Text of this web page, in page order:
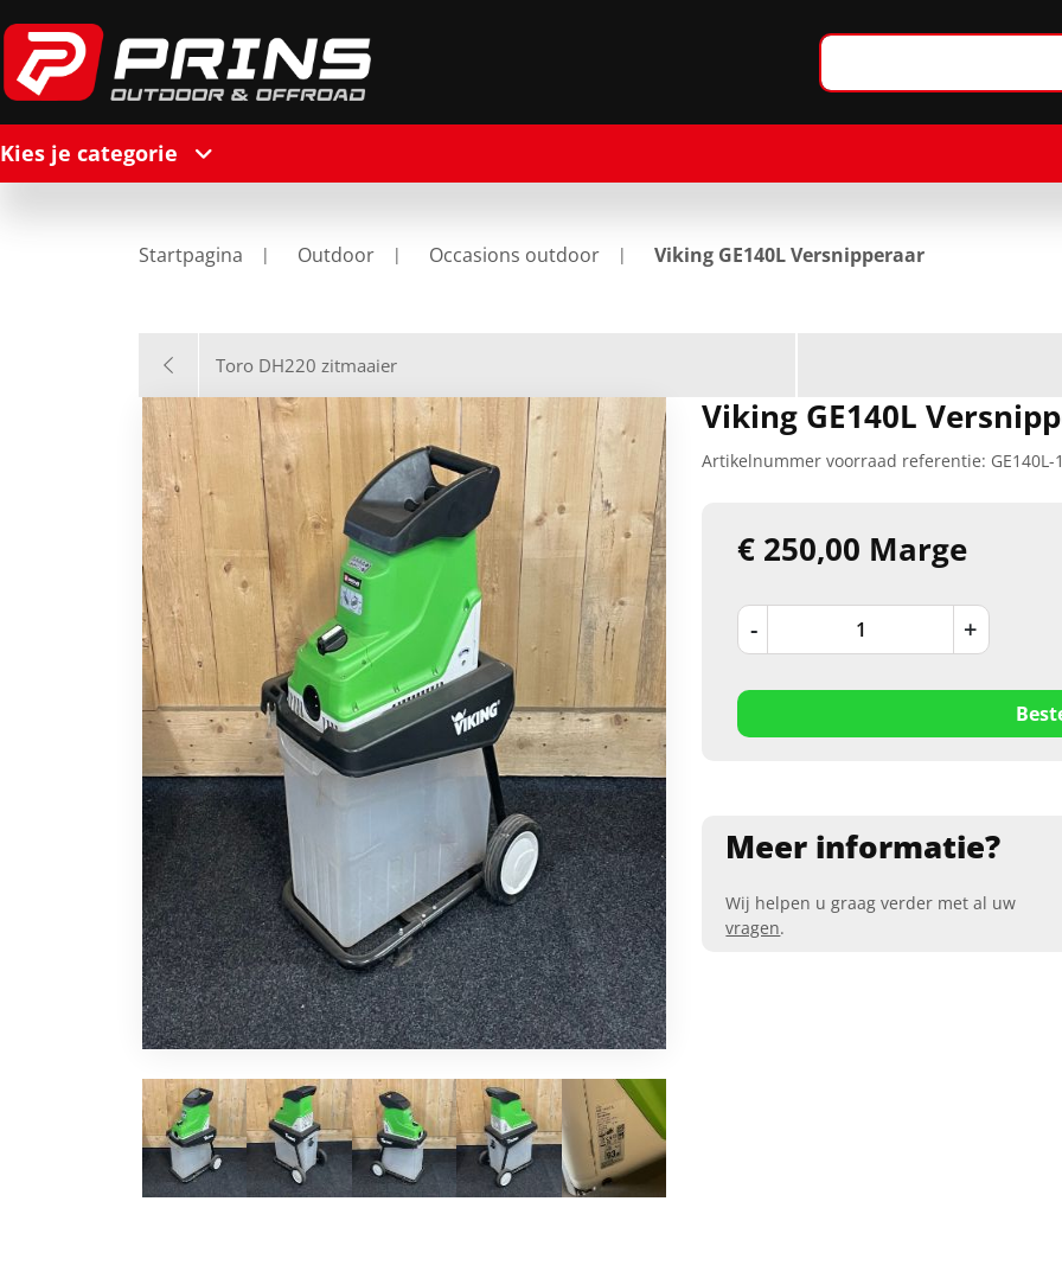
Kies je categorie
Startpagina Outdoor Occasions outdoor Viking GE140L Versnipperaar
Toro DH220 zitmaaier
Viking GE140L
Artikelnummer voorraad referentie: GE140L-1
€ 250,00 Marge
- +
Meer informatie?
Wij helpen u graag verder met al uw
vragen.